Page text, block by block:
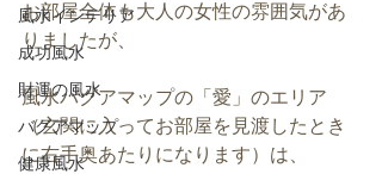
風水インテリア
成功風水
財運の風水
バグアマップ
健康風水
お部屋全体も大人の女性の雰囲気があ
りましたが、
風水バグアマップの「愛」のエリア
（玄関に入ってお部屋を見渡したとき
に右手奥あたりになります）は、